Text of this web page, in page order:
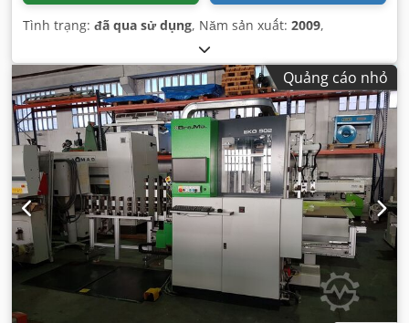
Tình trạng: đã qua sử dụng, Năm sản xuất: 2009,
Quảng cáo nhỏ